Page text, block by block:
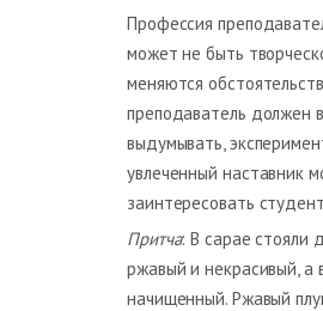
Профессия
может не быть
меняются
преподаватель должен
выдумывать,
увлеченный наставник
заинтересовать
Притча: В сарае стояли
ржавый и некрасивый, а
начищенный. Ржавый